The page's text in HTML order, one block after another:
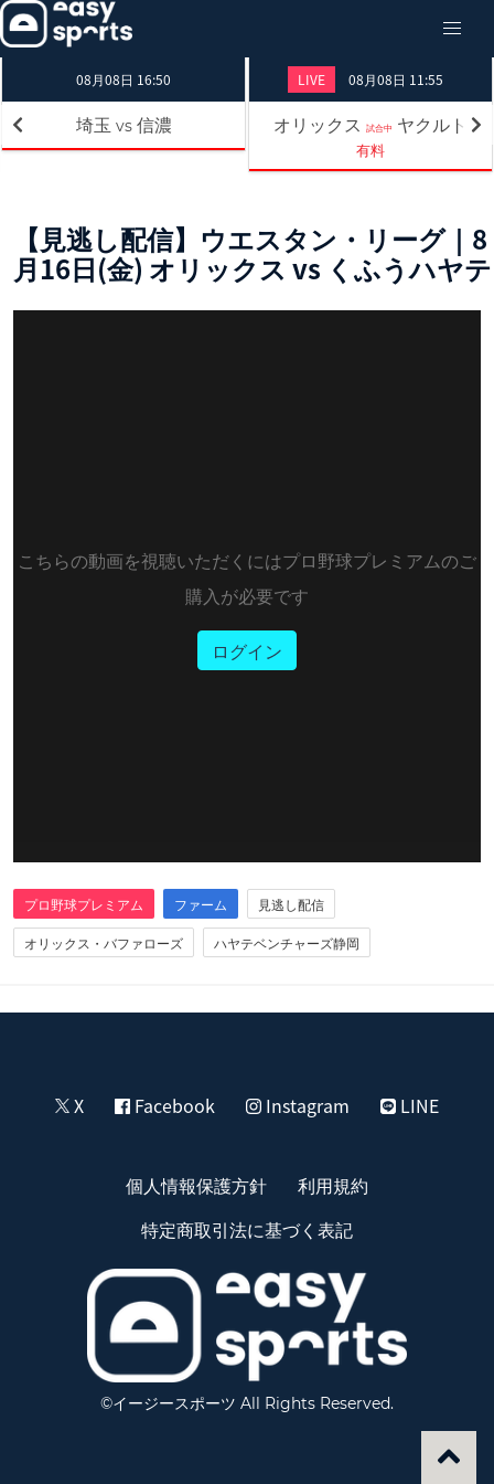
08月08日 16:50
埼玉 vs 信濃
LIVE 08月08日 11:55
オリックス 試合中 ヤクルト
有料
【見逃し配信】ウエスタン・リーグ｜8
月16日(金) オリックス vs くふうハヤテ
こちらの動画を視聴いただくにはプロ野球プレミアムのご
購入が必要です
ログイン
プロ野球プレミアム ファーム
見逃し配信
オリックス・バファローズ
ハヤテベンチャーズ静岡
X Facebook Instagram LINE
個人情報保護方針
利用規約
特定商取引法に基づく表記
©イージースポーツ All Rights Reserved.